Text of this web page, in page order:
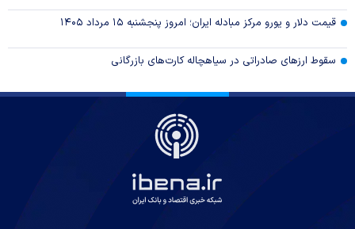
قیمت دلار و یورو مرکز مبادله ایران؛ امروز پنجشنبه ۱۵ مرداد ۱۴۰۵
سقوط ارزهای صادراتی در سیاهچاله کارت‌های بازرگانی